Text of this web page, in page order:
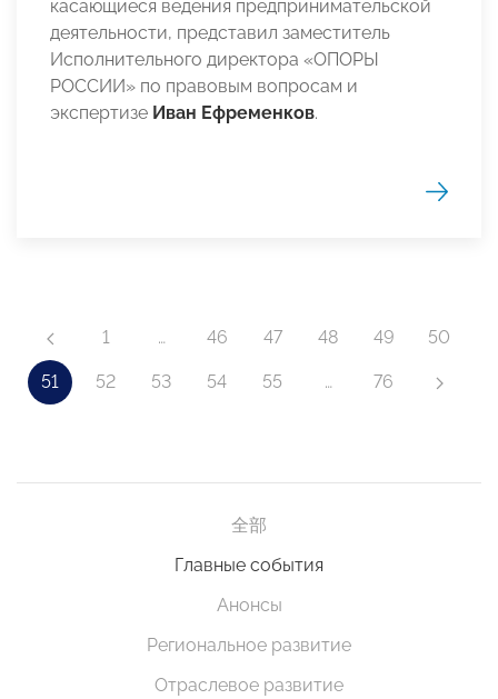
касающиеся ведения предпринимательской
деятельности, представил заместитель
Исполнительного директора «ОПОРЫ
РОССИИ» по правовым вопросам и
экспертизе Иван Ефременков.
1 … 46 47 48 49 50
51 52 53 54 55 … 76
全部
Главные события
Анонсы
Региональное развитие
Отраслевое развитие